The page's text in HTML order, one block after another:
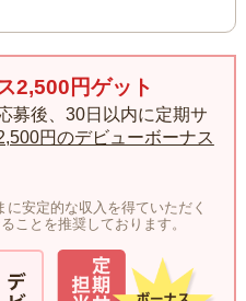
2,500円ゲット
募後、30日以内に定期サ
円のデビューボーナス
安定的な収入を得ていただく
ことを推奨しております。